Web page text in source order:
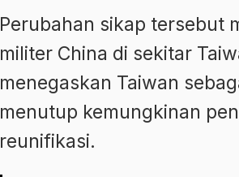
Perubahan sikap tersebut
militer China di sekitar
menegaskan Taiwan
menutup kemungkinan
reunifikasi.